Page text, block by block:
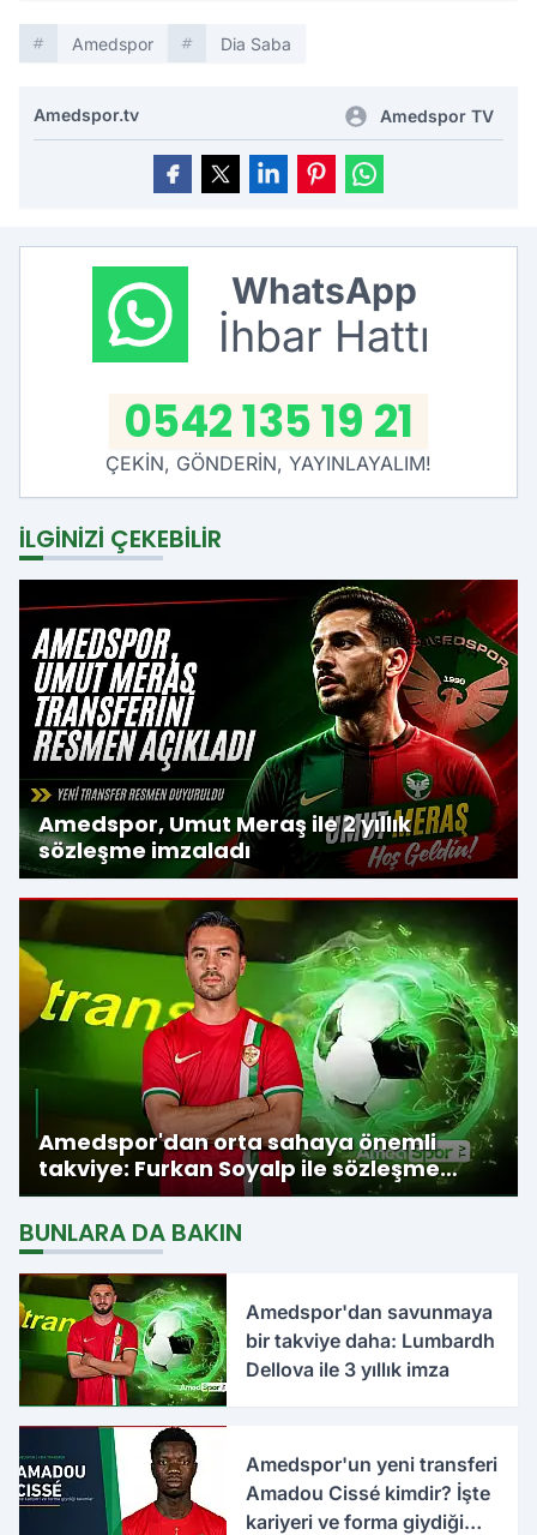
Amedspor Dia Saba
Amedspor.tv Amedspor TV
WhatsApp
İhbar Hattı
0542 135 19 21
ÇEKİN, GÖNDERİN, YAYINLAYALIM!
İLGINIZI ÇEKEBILIR
Amedspor, Umut Meraş ile 2 yıllık
sözleşme imzaladı
Amedspor'dan orta sahaya önemli
takviye: Furkan Soyalp ile sözleşme
imzalandı
BUNLARA DA BAKIN
Amedspor'dan savunmaya
bir takviye daha: Lumbardh
Dellova ile 3 yıllık imza
Amedspor'un yeni transferi
Amadou Cissé kimdir? İşte
kariyeri ve forma giydiği